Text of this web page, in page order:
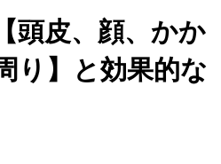
頭皮、顔、かか
り】と効果的な